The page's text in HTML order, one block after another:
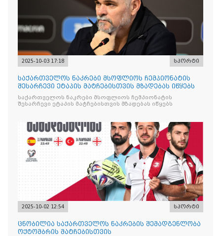
2025-10-03 17:18 სპორტი
საქართველოს ნაკრები მსოფლიოს ჩემპიონატის
შესარჩევი ეტაპის მატჩებისთვის მზადებას იწყებს
საქართველოს ნაკრები მსოფლიოს ჩემპიონატის
შესარჩევი ეტაპის მატჩებისთვის მზადებას იწყებს
2025-10-02 12:54 სპორტი
ცნობილია საქართველოს ნაკრების შემადგენლობა
ოქტომბრის მატჩებისთვის